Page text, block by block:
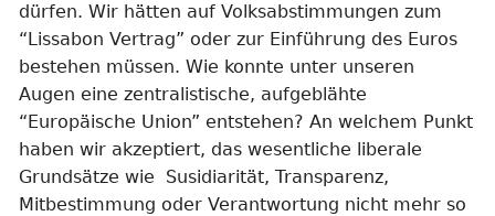
dürfen. Wir hätten auf Volksabstimmungen zum
“Lissabon Vertrag” oder zur Einführung des Euros
bestehen müssen. Wie konnte unter unseren
Augen eine zentralistische, aufgeblähte
“Europäische Union” entstehen? An welchem Punkt
haben wir akzeptiert, das wesentliche liberale
Grundsätze wie Susidiarität, Transparenz,
Mitbestimmung oder Verantwortung nicht mehr so